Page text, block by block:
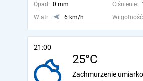
Opad: 0 mm Ciśnienie:
Wiatr:
6 km/h
21:00
25°C
Zachmurzenie